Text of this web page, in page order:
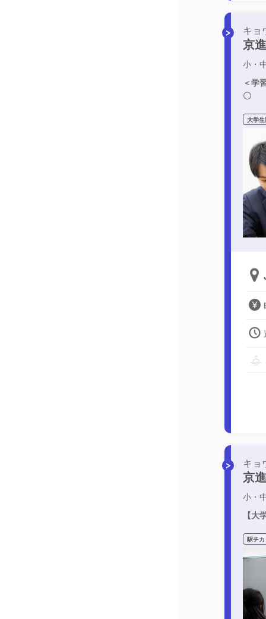
キョ
京
小・
＜学
〇
大学
キョ
京
小・
【
駅チ